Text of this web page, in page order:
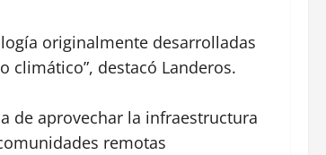
originalmente desarrolladas
climático”, destacó Landeros.
de aprovechar la infraestructura
remotas